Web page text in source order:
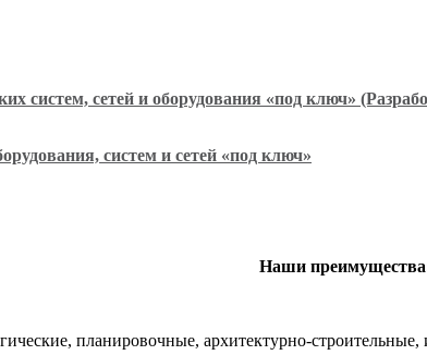
систем, сетей и оборудования «под ключ»
систем и сетей «под ключ»
Наши
планировочные, архитектурно-